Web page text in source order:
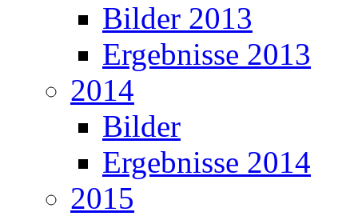
Bilder 2013
Ergebnisse 2013
2014
Bilder
Ergebnisse 2014
2015